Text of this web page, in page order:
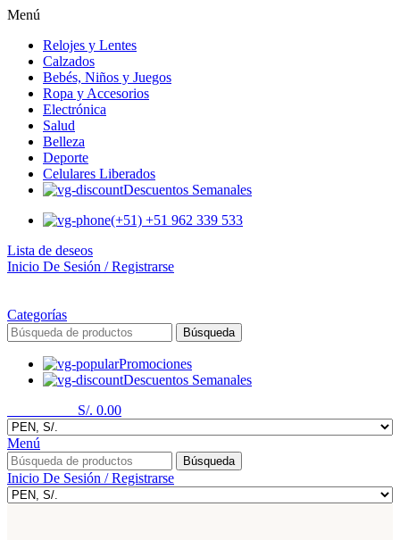
Menú
Relojes y Lentes
Calzados
Bebés, Niños y Juegos
Ropa y Accesorios
Electrónica
Salud
Belleza
Deporte
Celulares Liberados
Descuentos Semanales
(+51) +51 962 339 533
Lista de deseos
Inicio De Sesión / Registrarse
Categorías
Búsqueda
Promociones
Descuentos Semanales
S/. 0.00
Menú
Búsqueda
Inicio De Sesión / Registrarse